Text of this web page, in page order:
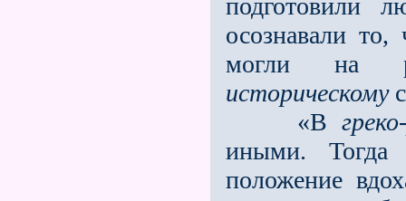
подготовили
осознавали
могли на
историческому
«В
иными. Тогда
положение